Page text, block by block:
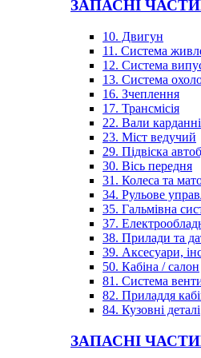
ЗАПАСНІ
10. Двигун
11. Система
12. Система
13. Система
16. Зчеплення
17. Трансмісія
22. Вали карданні
23. Міст ведучий
29. Підвіска
30. Вісь передня
31. Колеса та
34. Рульове
35. Гальмівна
37.
38. Прилади та
39. Аксесуари,
50. Кабіна / салон
81. Система
82. Приладдя
84. Кузовні деталі
ЗАПАСНІ